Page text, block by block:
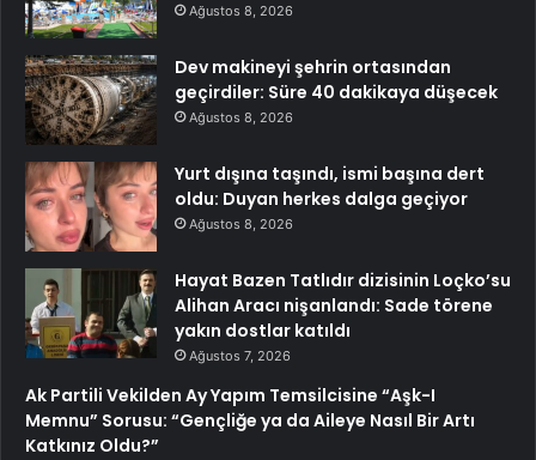
Ağustos 8, 2026
Dev makineyi şehrin ortasından
geçirdiler: Süre 40 dakikaya düşecek
Ağustos 8, 2026
Yurt dışına taşındı, ismi başına dert
oldu: Duyan herkes dalga geçiyor
Ağustos 8, 2026
Hayat Bazen Tatlıdır dizisinin Loçko’su
Alihan Aracı nişanlandı: Sade törene
yakın dostlar katıldı
Ağustos 7, 2026
Ak Partili Vekilden Ay Yapım Temsilcisine “Aşk-I
Memnu” Sorusu: “Gençliğe ya da Aileye Nasıl Bir Artı
Katkınız Oldu?”